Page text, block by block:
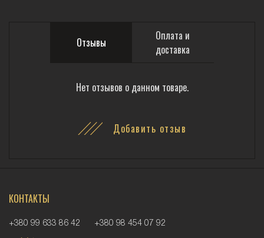
Отзывы
Оплата и
доставка
Нет отзывов о данном товаре.
Добавить отзыв
КОНТАКТЫ
+380 99 633 86 42 +380 98 454 07 92